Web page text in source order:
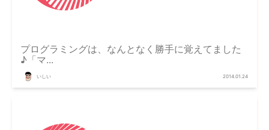
プログラミングは、なんとなく勝手に覚えてました
♪「マ...
いしい 2014.01.24